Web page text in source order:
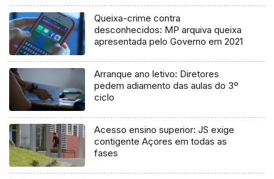
Queixa-crime contra
desconhecidos: MP arquiva queixa
apresentada pelo Governo em 2021
Arranque ano letivo: Diretores
pedem adiamento das aulas do 3º
ciclo
Acesso ensino superior: JS exige
contigente Açores em todas as
fases